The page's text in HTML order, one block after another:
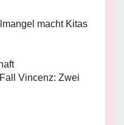
macht Kitas
Vincenz: Zwei